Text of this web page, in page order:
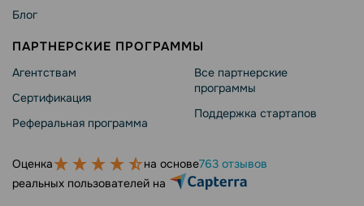
Блог
ПАРТНЕРСКИЕ ПРОГРАММЫ
Агентствам
Сертификация
Реферальная программа
Все партнерские
программы
Поддержка стартапов
Оценка на основе763 отзывов
реальных пользователей на